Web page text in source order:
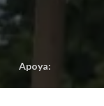
Apoya: